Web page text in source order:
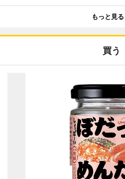
もっと見る
買う